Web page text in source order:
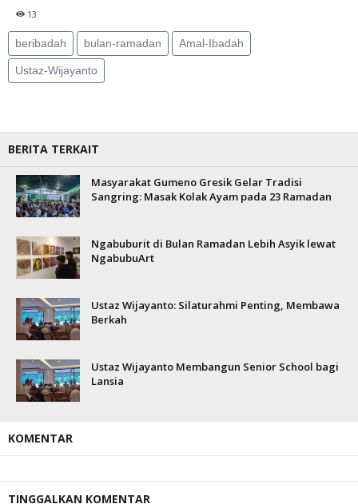
13
beribadah bulan-ramadan Amal-Ibadah
Ustaz-Wijayanto
BERITA TERKAIT
Masyarakat Gumeno Gresik Gelar Tradisi
Sangring: Masak Kolak Ayam pada 23 Ramadan
Ngabuburit di Bulan Ramadan Lebih Asyik lewat
NgabubuArt
Ustaz Wijayanto: Silaturahmi Penting, Membawa
Berkah
Ustaz Wijayanto Membangun Senior School bagi
Lansia
KOMENTAR
TINGGALKAN KOMENTAR